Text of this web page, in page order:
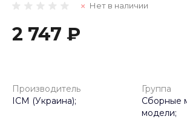
Нет в наличии
2 747 ₽
Производитель
ICM (Украина);
Группа
Сборные
модели;